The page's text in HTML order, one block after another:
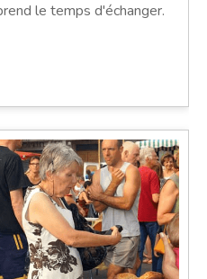
le temps d'échanger.